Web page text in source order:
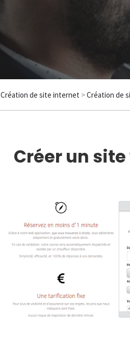
Création de site internet >Création de
Créer un